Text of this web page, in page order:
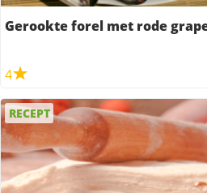
Gerookte forel met rode
4
RECEPT